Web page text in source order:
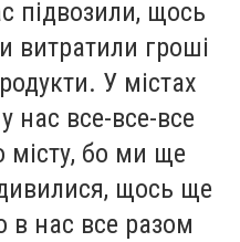
підвозили, щось
витратили гроші
У містах
нас все-все-все
місту, бо ми ще
щось ще
в нас все разом